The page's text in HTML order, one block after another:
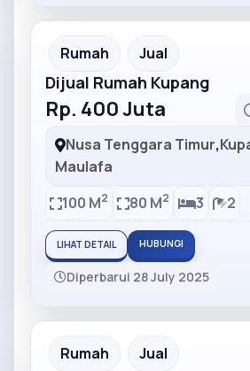
Partner Ad
Rumah Jual
Dijual Rumah Kupang
Rp. 400 Juta
Nusa Tenggara Timur,
Maulafa
100 M2 80 M2 3 2
LIHAT DETAIL HUBUNGI
Diperbarui 28 July 2025
Partner Ad
Rumah Jual